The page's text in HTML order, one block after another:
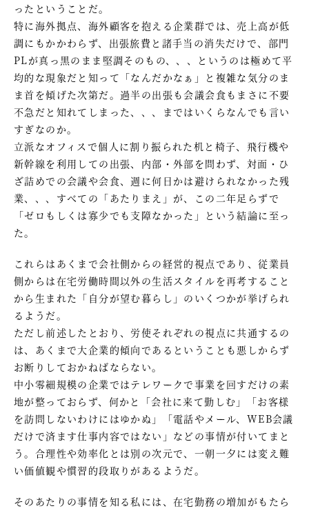
ったということだ。
特に海外拠点、海外顧客を抱える企業群では、売上高が低
調にもかかわらず、出張旅費と諸手当の消失だけで、部門
PLが真っ黒のまま堅調そのもの、、、というのは極めて平
均的な現象だと知って「なんだかなぁ」と複雑な気分のま
ま首を傾げた次第だ。過半の出張も会議会食もまさに不要
不急だと知れてしまった、、、まではいくらなんでも言い
すぎなのか。
立派なオフィスで個人に割り振られた机と椅子、飛行機や
新幹線を利用しての出張、内部・外部を問わず、対面・ひ
ざ詰めでの会議や会食、週に何日かは避けられなかった残
業、、、すべての「あたりまえ」が、この二年足らずで
「ゼロもしくは寡少でも支障なかった」という結論に至っ
た。
これらはあくまで会社側からの経営的視点であり、従業員
側からは在宅労働時間以外の生活スタイルを再考すること
から生まれた「自分が望む暮らし」のいくつかが挙げられ
るようだ。
ただし前述したとおり、労使それぞれの視点に共通するの
は、あくまで大企業的傾向であるということも悪しからず
お断りしておかねばならない。
中小零細規模の企業ではテレワークで事業を回すだけの素
地が整っておらず、何かと「会社に来て勤しむ」「お客様
を訪問しないわけにはゆかぬ」「電話やメール、WEB会議
だけで済ます仕事内容ではない」などの事情が付いてまと
う。合理性や効率化とは別の次元で、一朝一夕には変え難
い価値観や慣習的段取りがあるようだ。
そのあたりの事情を知る私には、在宅勤務の増加がもたら